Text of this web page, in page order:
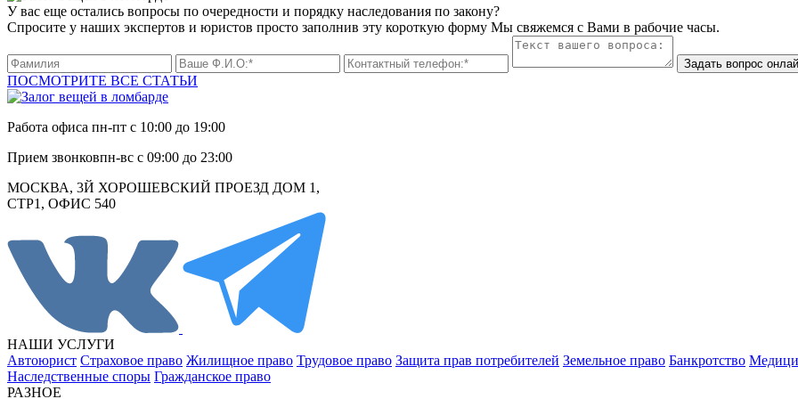
У вас еще остались вопросы по очередности и порядку наследования по закону?
Спросите у наших экспертов и юристов просто заполнив эту короткую форму Мы свяжемся с Вами в рабочие часы.
Задать вопрос
ПОСМОТРИТЕ ВСЕ СТАТЬИ
Работа офиса пн-пт с 10:00 до 19:00
Прием звонковпн-вс с 09:00 до 23:00
МОСКВА, 3Й ХОРОШЕВСКИЙ ПРОЕЗД ДОМ 1,
СТР1, ОФИС 540
НАШИ УСЛУГИ
Автоюрист Страховое право Жилищное право Трудовое право Защита прав потребителей Земельное право Банкротство
Наследственные споры Гражданское право
РАЗНОЕ